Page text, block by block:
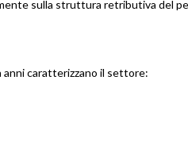
sulla struttura retributiva del
caratterizzano il settore: